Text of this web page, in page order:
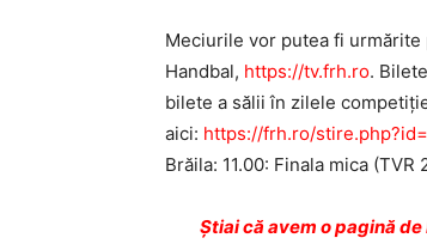
Meciurile vor putea fi urmărite
Handbal, https://tv.frh.ro.
bilete a sălii în zilele
aici: https://frh.ro/
Brăila: 11.00: Finala mica (TVR
Ştiai că avem o pagină